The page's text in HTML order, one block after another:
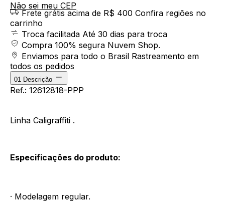
Não sei meu CEP
Frete grátis acima de R$ 400 Confira regiões no
carrinho
Troca facilitada Até 30 dias para troca
Compra 100% segura Nuvem Shop.
Enviamos para todo o Brasil Rastreamento em
todos os pedidos
01 Descrição
Ref.: 12612818-PPP
Linha Caligraffiti .
Especificações do produto:
· Modelagem regular.